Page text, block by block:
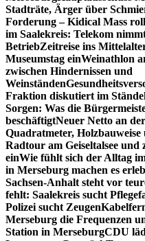
Stadträte, Ärger über
Forderung – Kidical Mass
im Saalekreis: Telekom
BetriebZeitreise ins
Museumstag einWeinathlon
zwischen Hindernissen und
Weinständen
Fraktion diskutiert im
Sorgen: Was die
beschäftigtNeuer Netto an
Quadratmeter, Holzbauweise
Radtour am Geiseltalsee
einWie fühlt sich der Alltag
in Merseburg machen es
Sachsen-Anhalt steht vor
fehlt: Saalekreis sucht
Polizei sucht Zeugen
Merseburg die Frequenzen
Station in MerseburgCDU